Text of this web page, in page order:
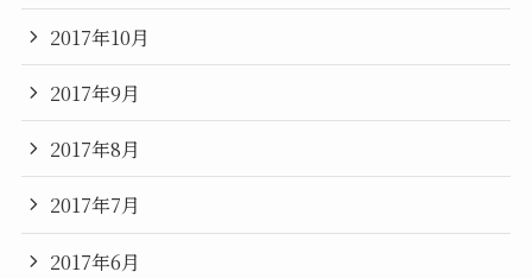
2017年10月
2017年9月
2017年8月
2017年7月
2017年6月